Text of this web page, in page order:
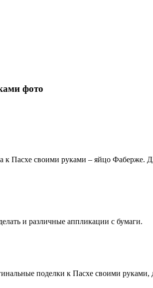
фото
к Пасхе своими руками – яйцо Фаберже.
и различные аппликации с бумаги.
поделки к Пасхе своими руками,